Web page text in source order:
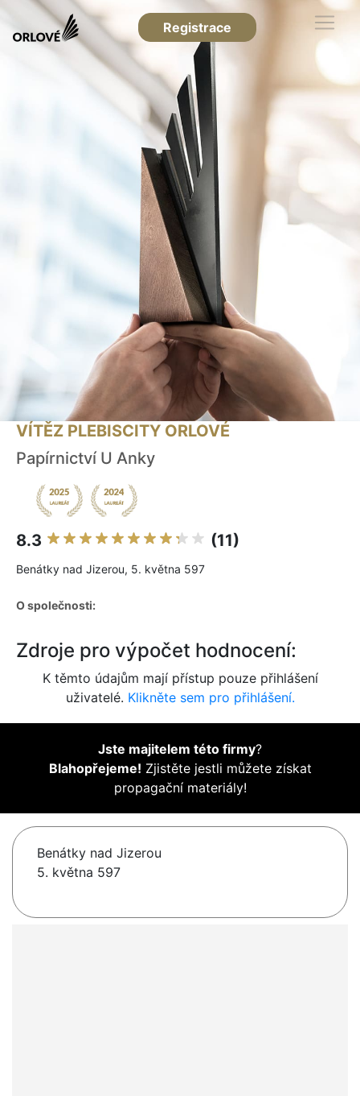
Registrace
VÍTĚZ PLEBISCITY ORLOVÉ
Papírnictví U Anky
8.3 (11)
Benátky nad Jizerou, 5. května 597
O společnosti:
Zdroje pro výpočet hodnocení:
K těmto údajům mají přístup pouze přihlášení
uživatelé. Klikněte sem pro přihlášení.
Jste majitelem této firmy?
Blahopřejeme! Zjistěte jestli můžete získat
propagační materiály!
Benátky nad Jizerou
5. května 597